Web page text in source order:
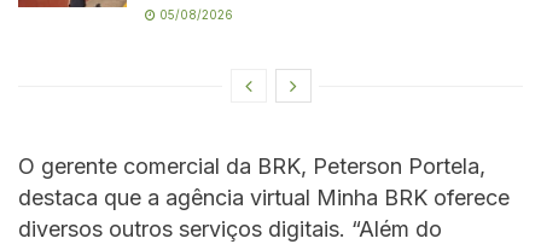
05/08/2026
O gerente comercial da BRK, Peterson Portela,
destaca que a agência virtual Minha BRK oferece
diversos outros serviços digitais. “Além do